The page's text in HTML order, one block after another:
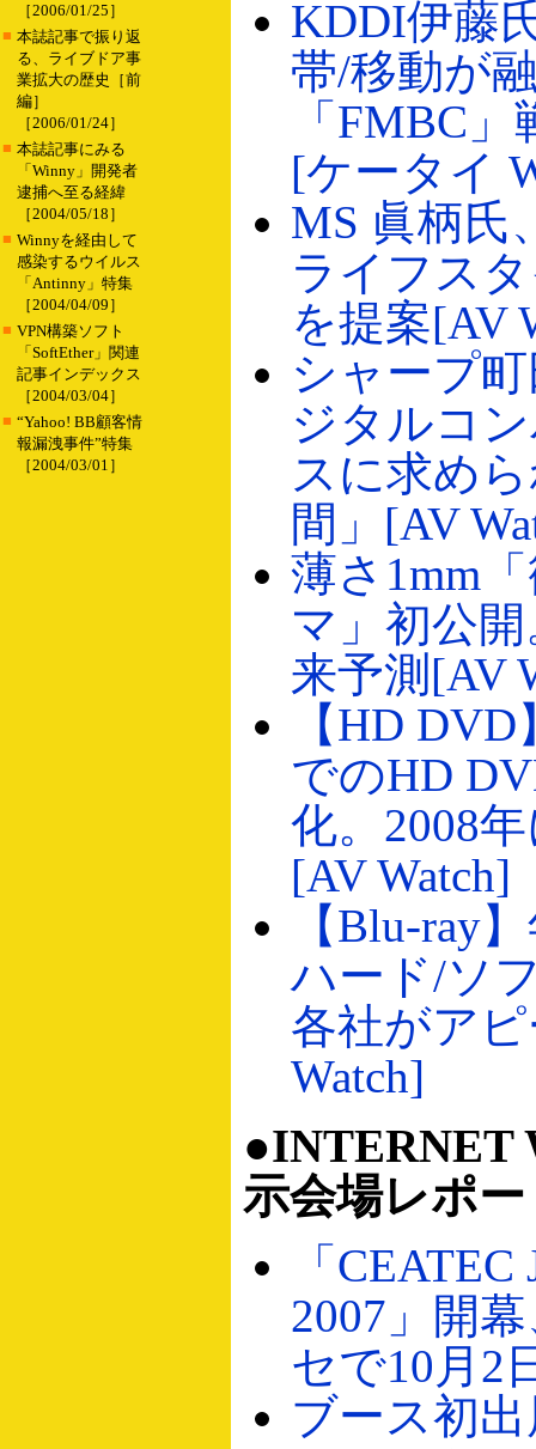
［2006/01/25］
■ 本誌記事で振り返
る、ライブドア事
業拡大の歴史［前
編］
［2006/01/24］
■ 本誌記事にみる
「Winny」開発者
逮捕へ至る経緯
［2004/05/18］
■ Winnyを経由して
感染するウイルス
「Antinny」特集
［2004/04/09］
■ VPN構築ソフト
「SoftEther」関連
記事インデックス
［2004/03/04］
■ “Yahoo! BB顧客情
報漏洩事件”特集
［2004/03/01］
KDDI伊藤
帯/移動が
「FMBC
[ケータイ
MS 眞柄氏
ライフス
を提案[AV
シャープ
ジタルコ
スに求め
間」[AV
薄さ1mm
マ」初公
来予測[AV
【HD
でのHD
化。2008
[AV Watch]
【Blu-ray
ハード/ソ
各社がア
Watch]
●INTERNET
示会場レポ
「CEATEC
2007」開
セで10月2
ブース初